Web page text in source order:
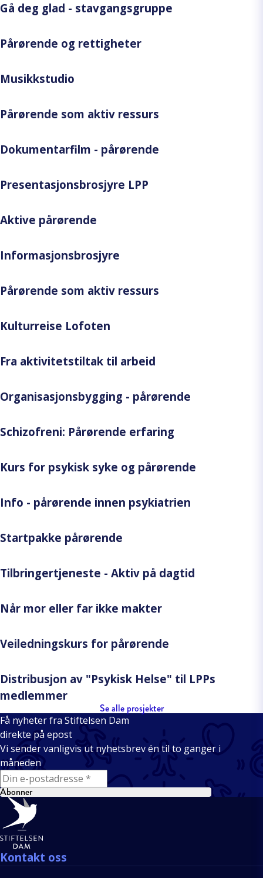
Gå deg glad - stavgangsgruppe
Pårørende og rettigheter
Musikkstudio
Pårørende som aktiv ressurs
Dokumentarfilm - pårørende
Presentasjonsbrosjyre LPP
Aktive pårørende
Informasjonsbrosjyre
Pårørende som aktiv ressurs
Kulturreise Lofoten
Fra aktivitetstiltak til arbeid
Organisasjonsbygging - pårørende
Schizofreni: Pårørende erfaring
Kurs for psykisk syke og pårørende
Info - pårørende innen psykiatrien
Startpakke pårørende
Tilbringertjeneste - Aktiv på dagtid
Når mor eller far ikke makter
Veiledningskurs for pårørende
Distribusjon av "Psykisk Helse" til LPPs
medlemmer
Se alle prosjekter
Få nyheter fra Stiftelsen Dam
direkte på epost
Vi sender vanligvis ut nyhetsbrev én til to ganger i
måneden
E-mail
Abonner
Bunntekst
Kontakt oss